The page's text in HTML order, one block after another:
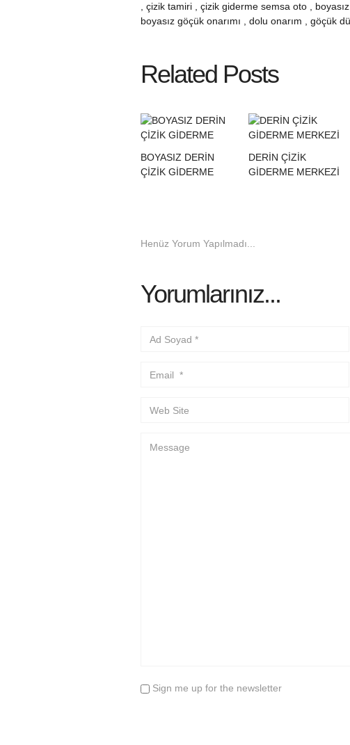
, çizik tamiri , çizik giderme semsa oto ,
boyasız göçük onarımı , dolu onarım , göçük
Related Posts
BOYASIZ DERİN
ÇİZİK GİDERME
DERİN ÇİZİK
GİDERME MERKEZİ
Henüz Yorum Yapılmadı...
Yorumlarınız...
Sign me up for the newsletter